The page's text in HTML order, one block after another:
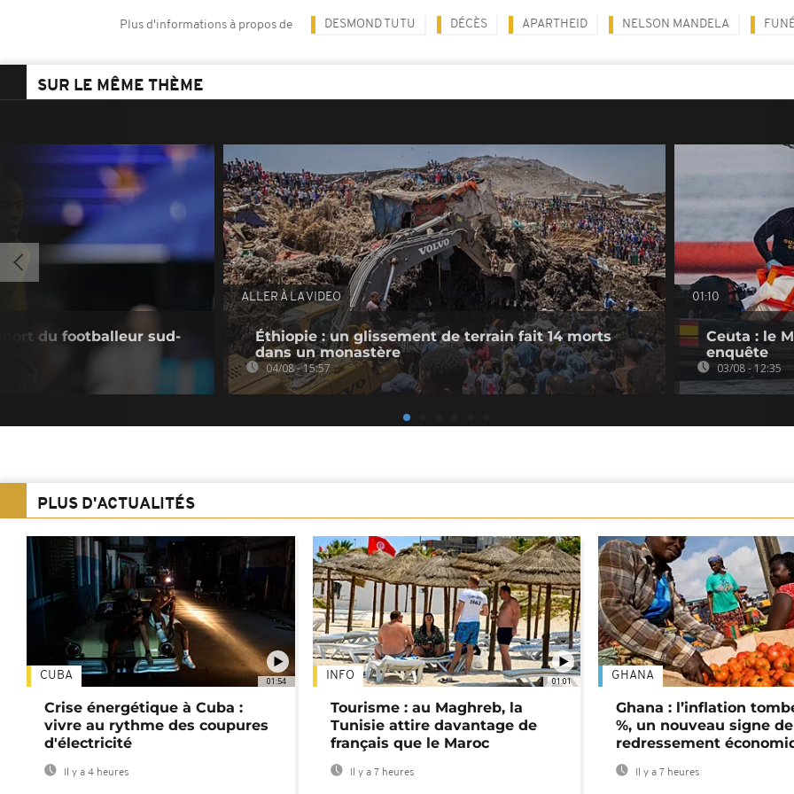
Plus d'informations à propos de DESMOND TUTU DÉCÈS APARTHEID NELSON MANDELA
SUR LE MÊME THÈME
du footballeur sud-
ALLER À LA VIDEO
Éthiopie : un glissement de terrain fait 14 morts
dans un monastère
04/08 - 15:57
01:10
Ceuta : le
enquête
03/08 - 12:35
PLUS D'ACTUALITÉS
01:54
CUBA
Crise énergétique à Cuba :
vivre au rythme des coupures
d'électricité
Il y a 4 heures
01:01
INFO
Tourisme : au Maghreb, la
Tunisie attire davantage de
français que le Maroc
Il y a 7 heures
GHANA
Ghana : l’inflation
%, un nouveau signe de
redressement
Il y a 7 heures